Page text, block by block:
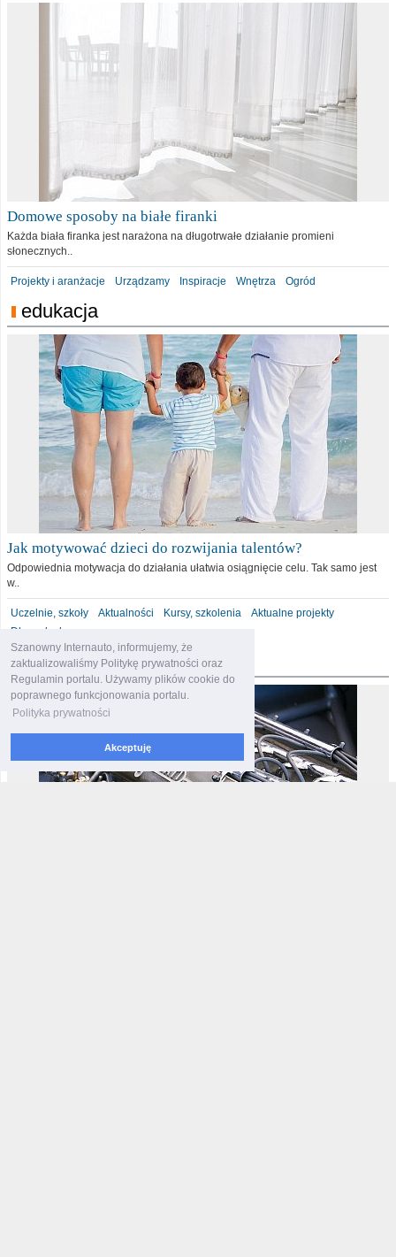
Szanowny Internauto, informujemy, że
zaktualizowaliśmy Politykę prywatności oraz
Regulamin portalu. Używamy plików cookie do
poprawnego funkcjonowania portalu.
Polityka prywatności
Akceptuję
Domowe sposoby na białe firanki
Każda biała firanka jest narażona na długotrwałe działanie promieni
słonecznych..
Projekty i aranżacje Urządzamy Inspiracje Wnętrza Ogród
edukacja
Jak motywować dzieci do rozwijania talentów?
Odpowiednia motywacja do działania ułatwia osiągnięcie celu. Tak samo jest
w..
Uczelnie, szkoły Aktualności Kursy, szkolenia
Aktualne projekty
Dla malucha
motoryzacja